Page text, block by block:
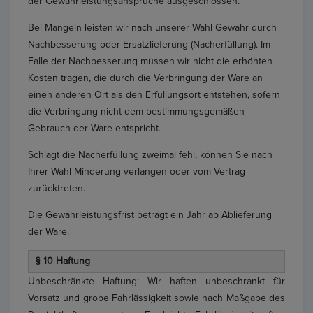
Bei Mangeln leisten wir nach unserer Wahl Gewahr durch
Nachbesserung oder Ersatzlieferung (Nacherfüllung). Im
Falle der Nachbesserung müssen wir nicht die erhöhten
Kosten tragen, die durch die Verbringung der Ware an
einen anderen Ort als den Erfüllungsort entstehen, sofern
die Verbringung nicht dem bestimmungsgemäßen
Gebrauch der Ware entspricht.
Schlägt die Nacherfüllung zweimal fehl, können Sie nach
Ihrer Wahl Minderung verlangen oder vom Vertrag
zurücktreten.
Die Gewährleistungsfrist beträgt ein Jahr ab Ablieferung
der Ware.
§ 10 Haftung
Unbeschränkte Haftung: Wir haften unbeschrankt für
Vorsatz und grobe Fahrlässigkeit sowie nach Maßgabe des